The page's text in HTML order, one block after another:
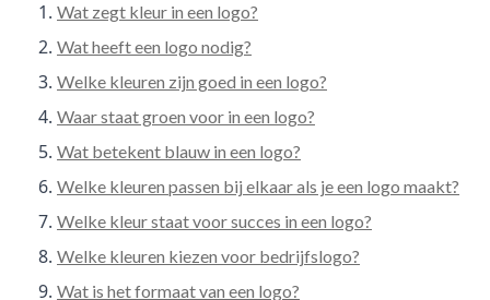
Wat zegt kleur in een logo?
Wat heeft een logo nodig?
Welke kleuren zijn goed in een logo?
Waar staat groen voor in een logo?
Wat betekent blauw in een logo?
Welke kleuren passen bij elkaar als je een logo maakt?
Welke kleur staat voor succes in een logo?
Welke kleuren kiezen voor bedrijfslogo?
Wat is het formaat van een logo?